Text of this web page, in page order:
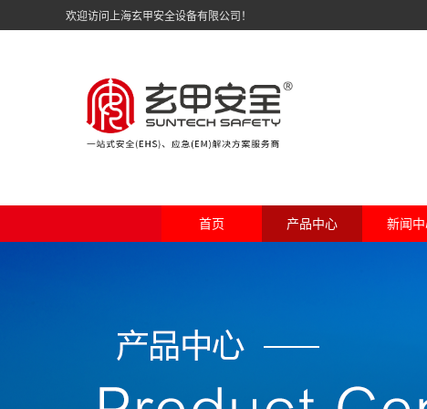
欢迎访问上海玄甲安全设备有限公司！
首页 产品中心 新闻